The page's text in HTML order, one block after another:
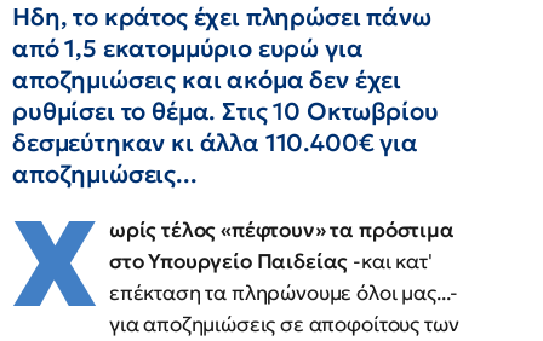
Ηδη, το κράτος έχει πληρώσει πάνω
από 1,5 εκατομμύριο ευρώ για
αποζημιώσεις και ακόμα δεν έχει
ρυθμίσει το θέμα. Στις 10 Οκτωβρίου
δεσμεύτηκαν κι άλλα 110.400€ για
αποζημιώσεις...
Χ ωρίς τέλος «πέφτουν» τα πρόστιμα
στο Υπουργείο Παιδείας -και κατ'
επέκταση τα πληρώνουμε όλοι μας...-
για αποζημιώσεις σε αποφοίτους των